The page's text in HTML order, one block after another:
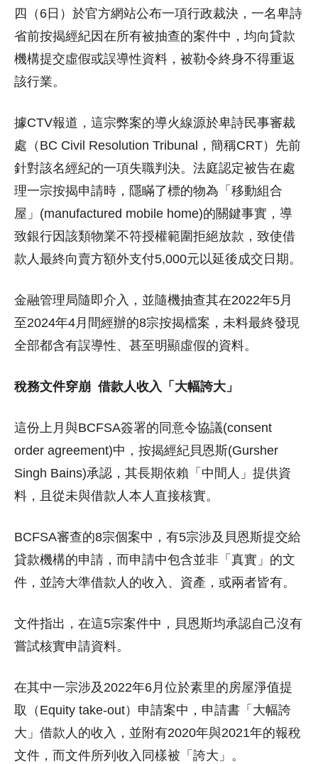
四（6日）於官方網站公布一項行政裁決，一名卑詩
省前按揭經紀因在所有被抽查的案件中，均向貸款
機構提交虛假或誤導性資料，被勒令終身不得重返
該行業。
據CTV報道，這宗弊案的導火線源於卑詩民事審裁
處（BC Civil Resolution Tribunal，簡稱CRT）先前
針對該名經紀的一項失職判決。法庭認定被告在處
理一宗按揭申請時，隱瞞了標的物為「移動組合
屋」(manufactured mobile home)的關鍵事實，導
致銀行因該類物業不符授權範圍拒絕放款，致使借
款人最終向賣方額外支付5,000元以延後成交日期。
金融管理局隨即介入，並隨機抽查其在2022年5月
至2024年4月間經辦的8宗按揭檔案，未料最終發現
全部都含有誤導性、甚至明顯虛假的資料。
稅務文件穿崩 借款人收入「大幅誇大」
這份上月與BCFSA簽署的同意令協議(consent
order agreement)中，按揭經紀貝恩斯(Gursher
Singh Bains)承認，其長期依賴「中間人」提供資
料，且從未與借款人本人直接核實。
BCFSA審查的8宗個案中，有5宗涉及貝恩斯提交給
貸款機構的申請，而申請中包含並非「真實」的文
件，並誇大準借款人的收入、資產，或兩者皆有。
文件指出，在這5宗案件中，貝恩斯均承認自己沒有
嘗試核實申請資料。
在其中一宗涉及2022年6月位於素里的房屋淨值提
取（Equity take-out）申請案中，申請書「大幅誇
大」借款人的收入，並附有2020年與2021年的報稅
文件，而文件所列收入同樣被「誇大」。